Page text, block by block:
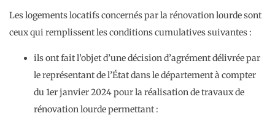
Les logements locatifs concernés par la rénovation lourde sont
ceux qui remplissent les conditions cumulatives suivantes :
ils ont fait l’objet d’une décision d’agrément délivrée par
le représentant de l’État dans le département à compter
du 1er janvier 2024 pour la réalisation de travaux de
rénovation lourde permettant :